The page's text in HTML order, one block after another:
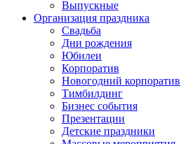
Выпускные
Организация праздника
Свадьба
Дни рождения
Юбилеи
Корпоратив
Новогодний корпоратив
Тимбилдинг
Бизнес события
Презентации
Детские праздники